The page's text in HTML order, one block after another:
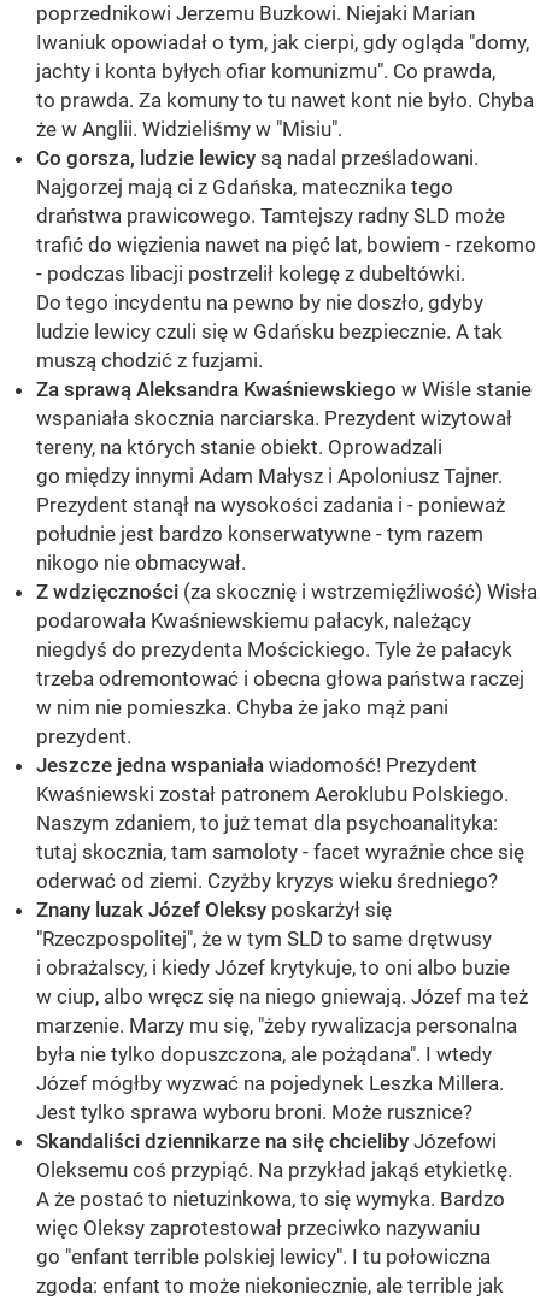
poprzednikowi Jerzemu Buzkowi. Niejaki Marian
Iwaniuk opowiadał o tym, jak cierpi, gdy ogląda "domy,
jachty i konta byłych ofiar komunizmu". Co prawda,
to prawda. Za komuny to tu nawet kont nie było. Chyba
że w Anglii. Widzieliśmy w "Misiu".
Co gorsza, ludzie lewicy są nadal prześladowani.
Najgorzej mają ci z Gdańska, matecznika tego
draństwa prawicowego. Tamtejszy radny SLD może
trafić do więzienia nawet na pięć lat, bowiem - rzekomo
- podczas libacji postrzelił kolegę z dubeltówki.
Do tego incydentu na pewno by nie doszło, gdyby
ludzie lewicy czuli się w Gdańsku bezpiecznie. A tak
muszą chodzić z fuzjami.
Za sprawą Aleksandra Kwaśniewskiego w Wiśle stanie
wspaniała skocznia narciarska. Prezydent wizytował
tereny, na których stanie obiekt. Oprowadzali
go między innymi Adam Małysz i Apoloniusz Tajner.
Prezydent stanął na wysokości zadania i - ponieważ
południe jest bardzo konserwatywne - tym razem
nikogo nie obmacywał.
Z wdzięczności (za skocznię i wstrzemięźliwość) Wisła
podarowała Kwaśniewskiemu pałacyk, należący
niegdyś do prezydenta Mościckiego. Tyle że pałacyk
trzeba odremontować i obecna głowa państwa raczej
w nim nie pomieszka. Chyba że jako mąż pani
prezydent.
Jeszcze jedna wspaniała wiadomość! Prezydent
Kwaśniewski został patronem Aeroklubu Polskiego.
Naszym zdaniem, to już temat dla psychoanalityka:
tutaj skocznia, tam samoloty - facet wyraźnie chce się
oderwać od ziemi. Czyżby kryzys wieku średniego?
Znany luzak Józef Oleksy poskarżył się
"Rzeczpospolitej", że w tym SLD to same drętwusy
i obrażalscy, i kiedy Józef krytykuje, to oni albo buzie
w ciup, albo wręcz się na niego gniewają. Józef ma też
marzenie. Marzy mu się, "żeby rywalizacja personalna
była nie tylko dopuszczona, ale pożądana". I wtedy
Józef mógłby wyzwać na pojedynek Leszka Millera.
Jest tylko sprawa wyboru broni. Może rusznice?
Skandaliści dziennikarze na siłę chcieliby Józefowi
Oleksemu coś przypiąć. Na przykład jakąś etykietkę.
A że postać to nietuzinkowa, to się wymyka. Bardzo
więc Oleksy zaprotestował przeciwko nazywaniu
go "enfant terrible polskiej lewicy". I tu połowiczna
zgoda: enfant to może niekoniecznie, ale terrible jak